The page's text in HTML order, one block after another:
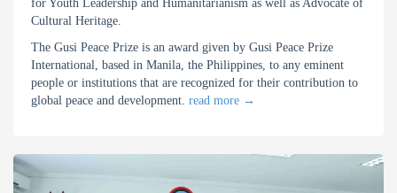
for Youth Leadership and Humanitarianism as well as Advocate of
Cultural Heritage.
The Gusi Peace Prize is an award given by Gusi Peace Prize
International, based in Manila, the Philippines, to any eminent
people or institutions that are recognized for their contribution to
global peace and development. read more →